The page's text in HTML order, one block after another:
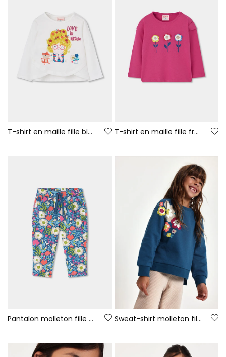
T-shirt en maille fille blanc imprimé fille et renard T-shirt en maille fille fraise broderie fleurs
Pantalon molleton fille vert imprimé fleurs Sweat-shirt molleton fille vert imprimé fleurs